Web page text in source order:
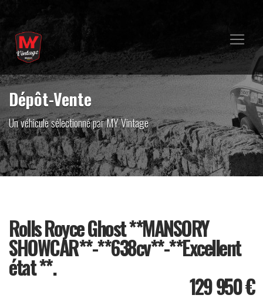
Dépôt-Vente
Un véhicule sélectionné par MY Vintage
Rolls Royce Ghost **MANSORY
SHOWCAR**-**638cv**-**Excellent
état **.
129 950€